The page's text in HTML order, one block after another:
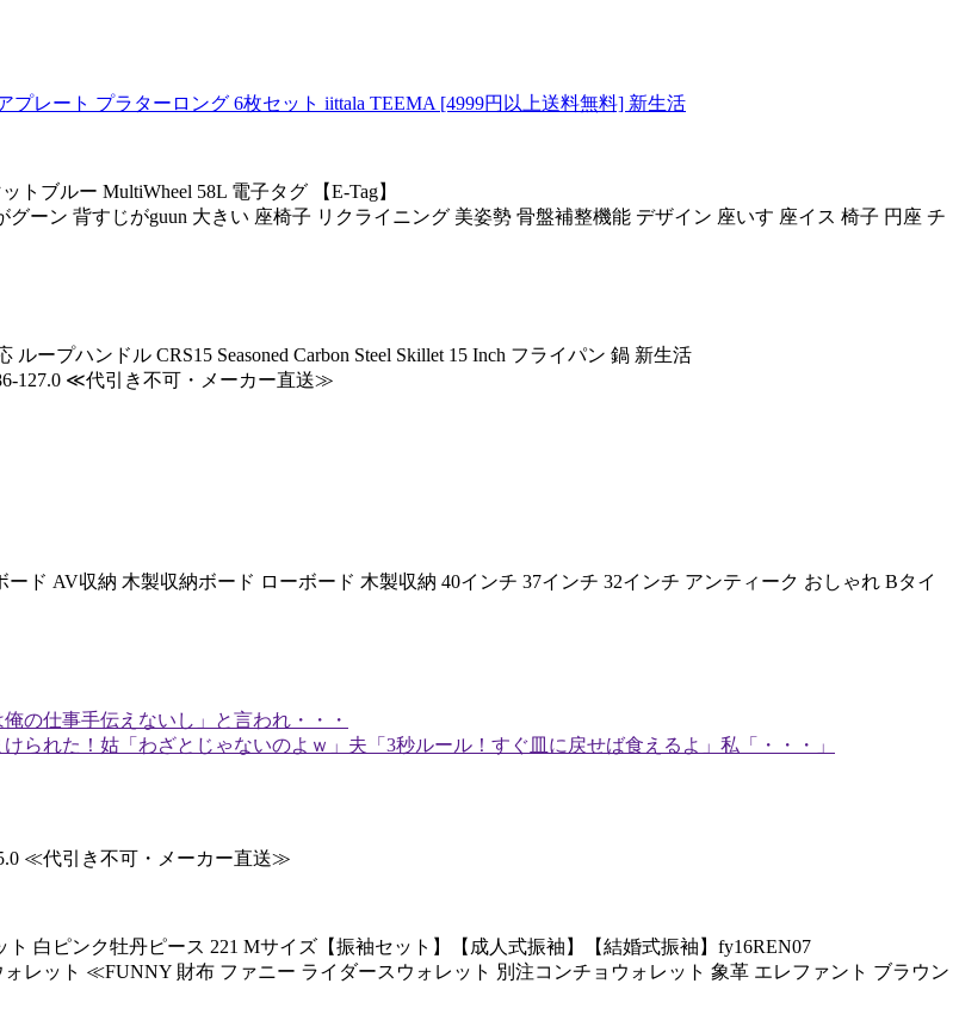
レート プラターロング 6枚セット iittala TEEMA [4999円以上送料無料] 新生活
トブルー MultiWheel 58L 電子タグ 【E-Tag】
ーン 背すじがguun 大きい 座椅子 リクライニング 美姿勢 骨盤補整機能 デザイン 座いす 座イス 椅子 円座 チ
ープハンドル CRS15 Seasoned Carbon Steel Skillet 15 Inch フライパン 鍋 新生活
127.0 ≪代引き不可・メーカー直送≫
ド AV収納 木製収納ボード ローボード 木製収納 40インチ 37インチ 32インチ アンティーク おしゃれ Bタイ
の仕事手伝えないし」と言われ・・・
れた！姑「わざとじゃないのよｗ」夫「3秒ルール！すぐ皿に戻せば食えるよ」私「・・・」
≪代引き不可・メーカー直送≫
白ピンク牡丹ピース 221 Mサイズ【振袖セット】【成人式振袖】【結婚式振袖】fy16REN07
レット ≪FUNNY 財布 ファニー ライダースウォレット 別注コンチョウォレット 象革 エレファント ブラウン